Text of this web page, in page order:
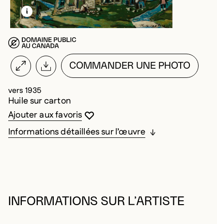
EN SAVOIR PLUS SUR CETTE IMAGE
OUVRIR LA MODALE
COMMANDER UNE PHOTO
vers 1935
Huile sur carton
Vous devez être connecté pour ajouter
Fermer la modale
Ouvrir la modale
Ajouter aux favoris
Informations détaillées sur l’œuvre
INFORMATIONS SUR L’ARTISTE